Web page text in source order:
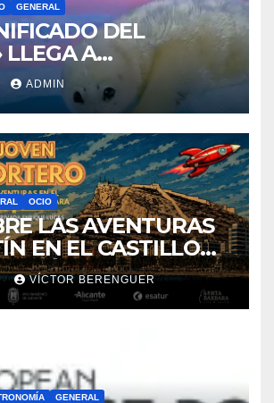
GENERAL
DEL
LLEGA A
ADMIN
OCIO
LAS AVENTURAS
EN EL CASTILLO
BÁRBARA DE
VÍCTOR BERENGUER
GENERAL